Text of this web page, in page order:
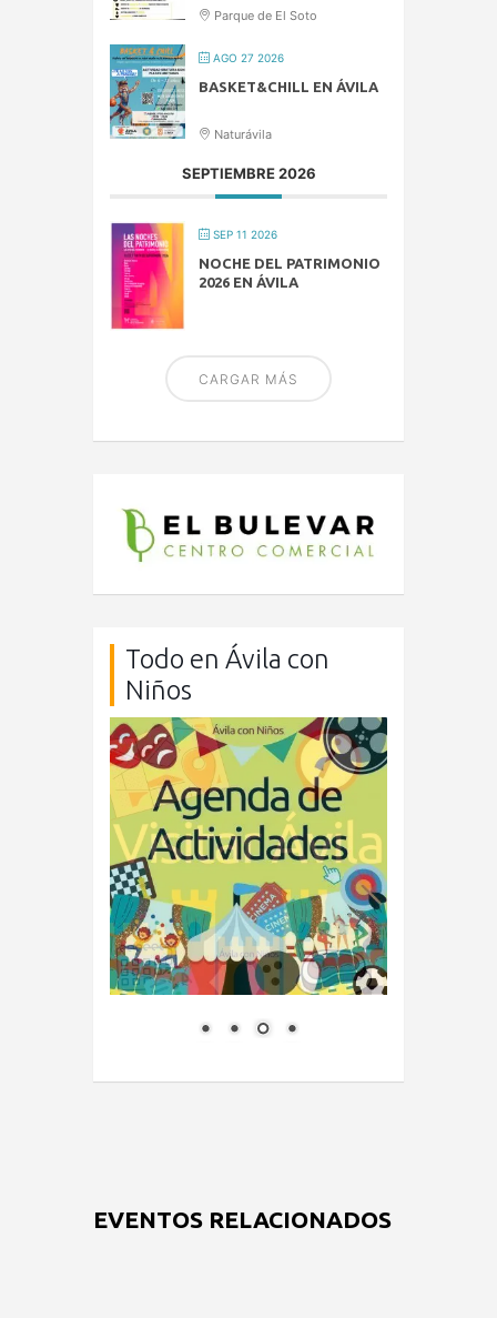
Parque de El Soto
AGO 27 2026
BASKET&CHILL EN ÁVILA
Naturávila
SEPTIEMBRE 2026
SEP 11 2026
NOCHE DEL PATRIMONIO
2026 EN ÁVILA
CARGAR MÁS
Todo en Ávila con
Niños
EVENTOS RELACIONADOS